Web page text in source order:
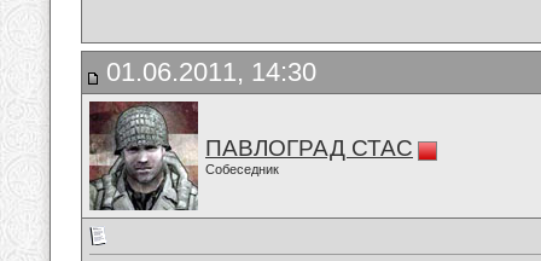
01.06.2011, 14:30
ПАВЛОГРАД СТАС
Собеседник